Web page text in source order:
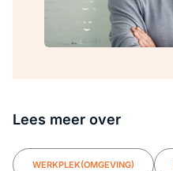
Lees meer over
WERKPLEK(OMGEVING)